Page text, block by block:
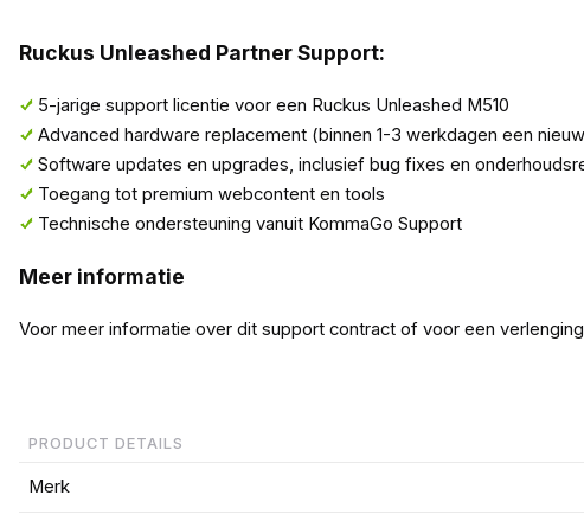
Ruckus Unleashed Partner Support:
5-jarige support licentie voor een Ruckus Unleashed M510
Advanced hardware replacement (binnen 1-3 werkdagen een
Software updates en upgrades, inclusief bug fixes en
Toegang tot premium webcontent en tools
Technische ondersteuning vanuit KommaGo Support
Meer informatie
Voor meer informatie over dit support contract of voor een
PRODUCT DETAILS
Merk